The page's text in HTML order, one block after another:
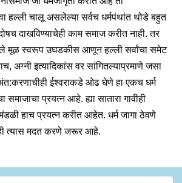
हल्ली चालू असलेल्या सर्वच धर्मपंथांत थोडे बहुत
दाखविण्याचेही काम समाज करीत नाही. तर
मूळ स्वरूप उघडकीस आणून हल्ली सर्वांचा समेट
अग्नी इत्यादिकांस वर सांगितल्याप्रमाणे जसा
ईश्वराकडे ओढ घेणे हा एकच धर्म
प्रयत्न आहे. ह्या सातारा गावीही
हाच प्रयत्न करीत आहेत. धर्म जागा ठेवणे
त्यास मदत करणे जरूर आहे.